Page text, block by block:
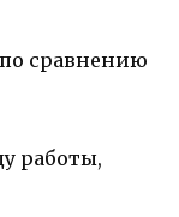
сравнению
работы,